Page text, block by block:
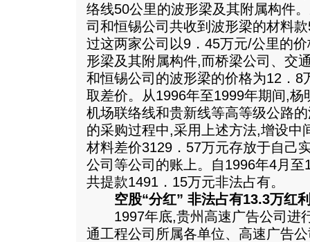
络线50公里的波形梁及其附属构件
司和恒锡公司共收到波形梁的材料
过这两家公司以9．45万元/公里的
形梁及其附属构件,而桥梁公司、交
和恒锡公司的波形梁的价格为12．8
取差价。从1996年至1999年期间,
机场联络线和贵新线等高等级公路
的采购过程中,采用上述方法,增设中
材料差价3129．57万元存放于自己
公司等公司的账上。自1996年4月
共提款1491．15万元非法占有。
空股“分红” 非法占有13.3万红
1997年底,贵州高速广告公司进
通工程公司所属各单位、高速广告